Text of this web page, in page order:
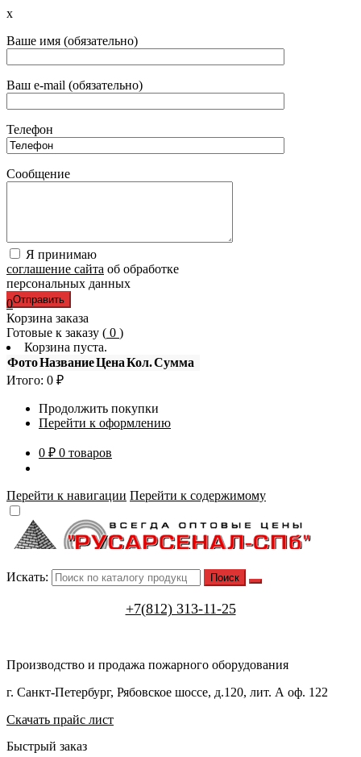
x
Ваше имя (обязательно)
Ваш e-mail (обязательно)
Телефон
Сообщение
Я принимаю
соглашение сайта об обработке
персональных данных
0
Корзина заказа
Готовые к заказу ( 0 )
Корзина пуста.
ФотоНазваниеЦенаКол.Сумма
Итого: 0 ₽
Продолжить покупки
Перейти к оформлению
0 ₽ 0 товаров
Перейти к навигации Перейти к содержимому
Искать:
+7(812) 313-11-25
Производство и продажа пожарного оборудования
г. Санкт-Петербург, Рябовское шоссе, д.120, лит. А оф. 122
Скачать прайс лист
Быстрый заказ